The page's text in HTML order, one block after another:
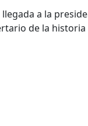
a la
de la historia